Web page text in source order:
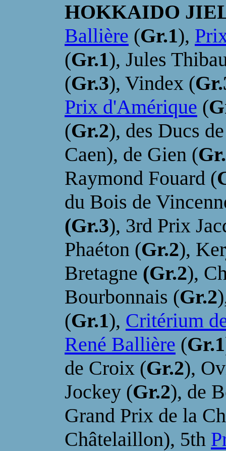
HOKKAIDO
Ballière (Gr.1),
(Gr.1), Jules
(Gr.3), Vindex (
Prix d'Amérique (
(Gr.2), des Ducs
Caen), de Gien (
Raymond Fouard (
du Bois de
(Gr.3), 3rd Prix
Phaéton (Gr.2),
Bretagne (Gr.2),
Bourbonnais (Gr.2
(Gr.1), Critérium
René Ballière (Gr.1
de Croix (Gr.2),
Jockey (Gr.2), de
Grand Prix de la
Châtelaillon), 5th